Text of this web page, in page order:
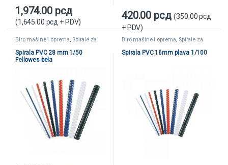
1,974.00 рсд
(1,645.00 рсд + PDV)
420.00 рсд (350.00рсд
+ PDV)
Biro mašine i oprema, Spirale za
Spirala PVC 28 mm 1/50
Fellowes bela
Biro mašine i oprema, Spirale za
Spirala PVC 16mm plava 1/100